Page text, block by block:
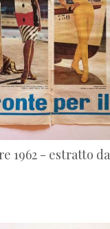
1962 - estratto